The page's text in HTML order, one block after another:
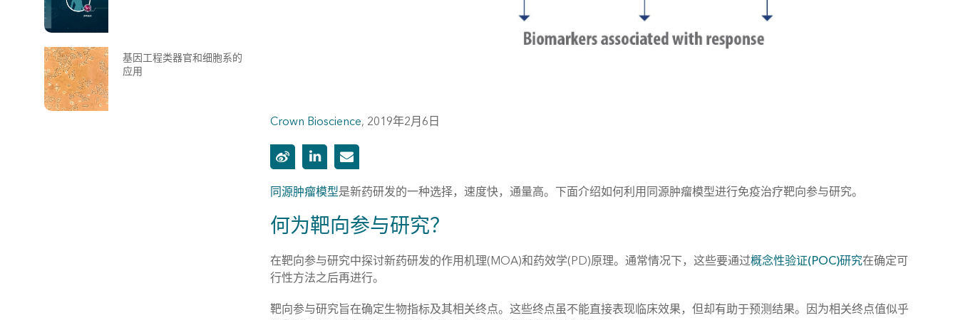
Crown Bioscience, 2019年2月6日
同源肿瘤模型是新药研发的一种选择，速度快，通量高。下面介绍如何利用同源肿瘤模型进行免疫治疗靶向参与研究。
何为靶向参与研究？
在靶向参与研究中探讨新药研发的作用机理(MOA)和药效学(PD)原理。通常情况下，这些要通过概念性验证(POC)研究在确定可
行性方法之后再进行。
靶向参与研究旨在确定生物指标及其相关终点。这些终点虽不能直接表现临床效果，但却有助于预测结果。因为相关终点值似乎
基因工程类器官和细胞系的
应用